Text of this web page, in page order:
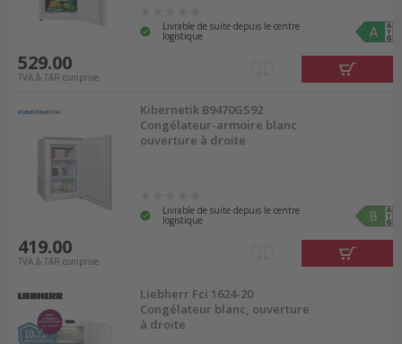
Livrable de suite depuis le centre
logistique
529.00
TVA & TAR comprise
Kibernetik B9470GS92
Congélateur-armoire blanc
ouverture à droite
Livrable de suite depuis le centre
logistique
419.00
TVA & TAR comprise
Liebherr Fci 1624-20
Congélateur blanc, ouverture
à droite